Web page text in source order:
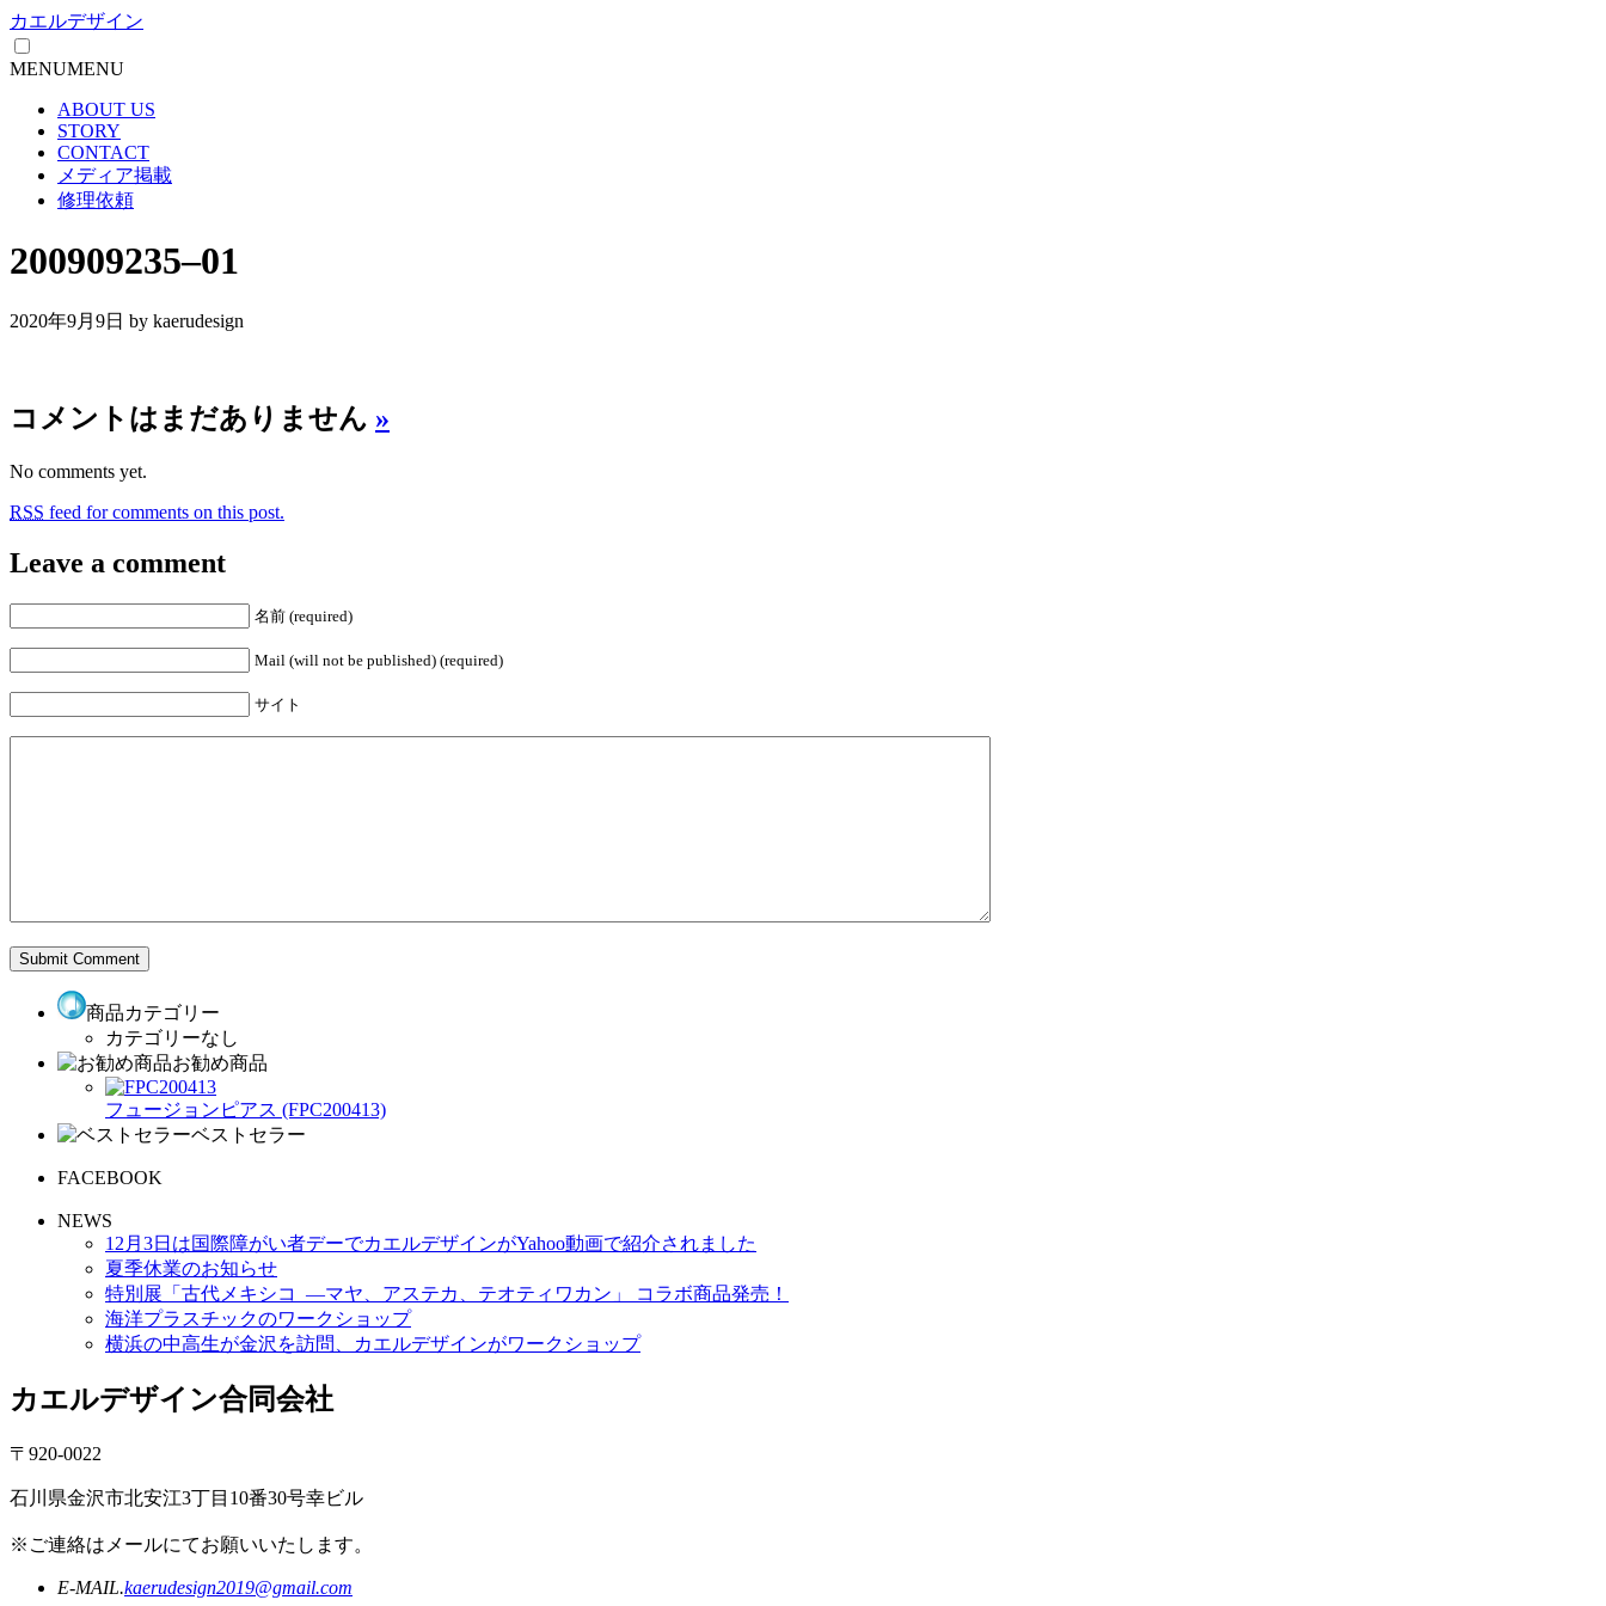
カエルデザイン
MENUMENU
ABOUT US
STORY
CONTACT
メディア掲載
修理依頼
200909235–01
2020年9月9日 by kaerudesign
コメントはまだありません »
No comments yet.
RSS feed for comments on this post.
Leave a comment
名前 (required)
Mail (will not be published) (required)
サイト
商品カテゴリー
カテゴリーなし
お勧め商品
フュージョンピアス (FPC200413)
ベストセラー
FACEBOOK
NEWS
12月3日は国際障がい者デーでカエルデザインがYahoo動画で紹介されました
夏季休業のお知らせ
特別展「古代メキシコ ―マヤ、アステカ、テオティワカン」 コラボ商品発売！
海洋プラスチックのワークショップ
横浜の中高生が金沢を訪問、カエルデザインがワークショップ
カエルデザイン合同会社
〒920-0022
石川県金沢市北安江3丁目10番30号幸ビル
※ご連絡はメールにてお願いいたします。
E-MAIL.kaerudesign2019@gmail.com